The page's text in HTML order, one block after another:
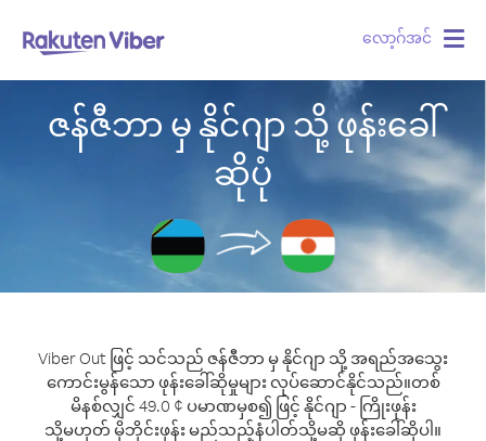
လော့ဂ်အင်
ဇန်ဇီဘာ မှ နိုင်ဂျာ သို့ ဖုန်းခေါ်
ဆိုပုံ
Viber Out ဖြင့် သင်သည် ဇန်ဇီဘာ မှ နိုင်ဂျာ သို့ အရည်အသွေး
ကောင်းမွန်သော ဖုန်းခေါ်ဆိုမှုများ လုပ်ဆောင်နိုင်သည်။တစ်
မိနစ်လျှင် 49.0 ¢ ပမာဏမှစ၍ ဖြင့် နိုင်ဂျာ - ကြိုးဖုန်း
သို့မဟုတ် မိုဘိုင်းဖုန်း မည်သည့်နံပါတ်သို့မဆို ဖုန်းခေါ်ဆိုပါ။